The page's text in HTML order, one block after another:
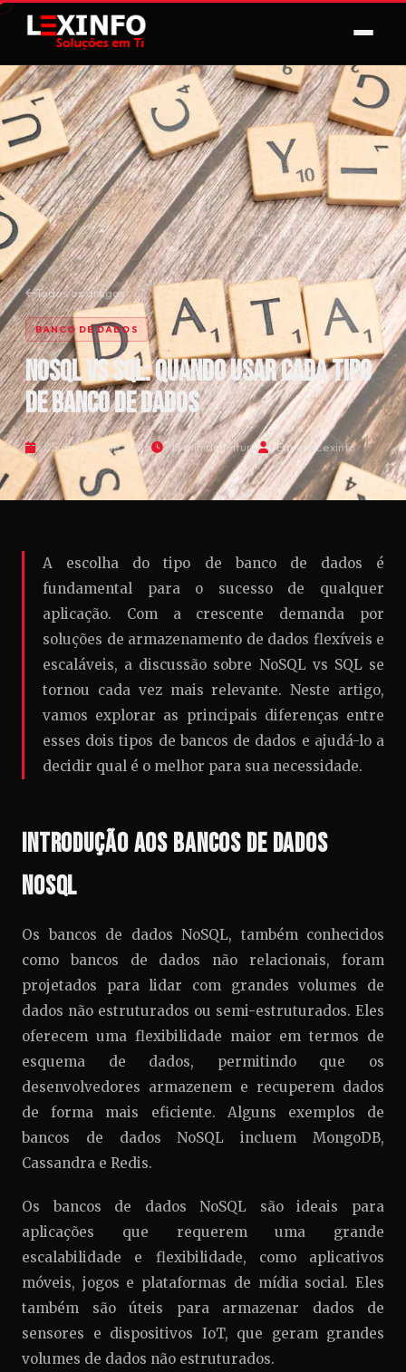
Todos os artigos
BANCO DE DADOS
NoSQL vs SQL: quando usar cada tipo
de banco de dados
05 de June de 2026 15 min de leitura Equipe Lexinfo
A escolha do tipo de banco de dados é
fundamental para o sucesso de qualquer
aplicação. Com a crescente demanda por
soluções de armazenamento de dados flexíveis e
escaláveis, a discussão sobre NoSQL vs SQL se
tornou cada vez mais relevante. Neste artigo,
vamos explorar as principais diferenças entre
esses dois tipos de bancos de dados e ajudá-lo a
decidir qual é o melhor para sua necessidade.
Introdução aos Bancos de Dados
NoSQL
Os bancos de dados NoSQL, também conhecidos
como bancos de dados não relacionais, foram
projetados para lidar com grandes volumes de
dados não estruturados ou semi-estruturados. Eles
oferecem uma flexibilidade maior em termos de
esquema de dados, permitindo que os
desenvolvedores armazenem e recuperem dados
de forma mais eficiente. Alguns exemplos de
bancos de dados NoSQL incluem MongoDB,
Cassandra e Redis.
Os bancos de dados NoSQL são ideais para
aplicações que requerem uma grande
escalabilidade e flexibilidade, como aplicativos
móveis, jogos e plataformas de mídia social. Eles
também são úteis para armazenar dados de
sensores e dispositivos IoT, que geram grandes
volumes de dados não estruturados.